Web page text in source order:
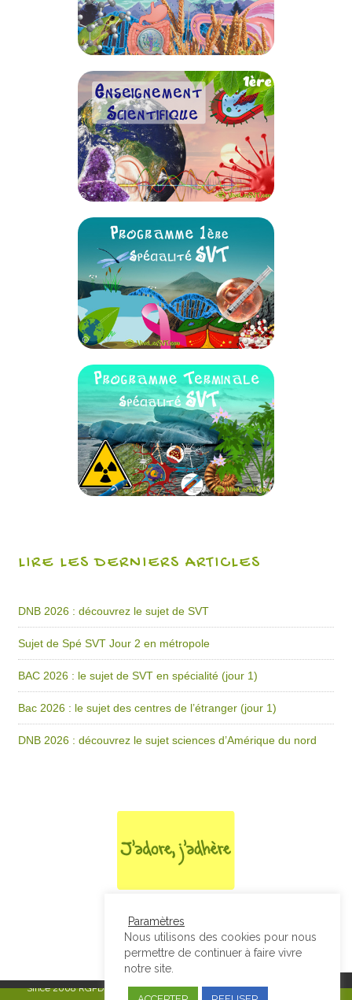
LIRE LES DERNIERS ARTICLES
DNB 2026 : découvrez le sujet de SVT
Sujet de Spé SVT Jour 2 en métropole
BAC 2026 : le sujet de SVT en spécialité (jour 1)
Bac 2026 : le sujet des centres de l’étranger (jour 1)
DNB 2026 : découvrez le sujet sciences d’Amérique du nord
Since 2008RGPD & Mentions Légales|Designed by Studio Thil - Site
Paramètres
Nous utilisons des cookies pour nous
permettre de continuer à faire vivre
notre site.